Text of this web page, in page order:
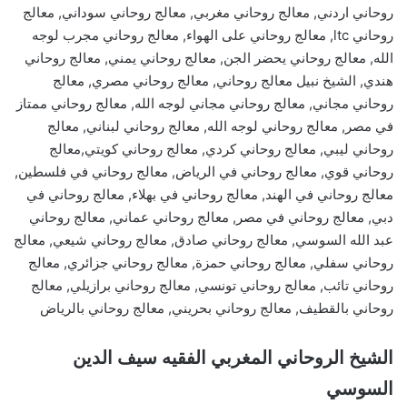
روحاني اردني, معالج روحاني مغربي, معالج روحاني سوداني, معالج
روحاني ltc, معالج روحاني على الهواء, معالج روحاني مجرب لوجه
الله, معالج روحاني يحضر الجن, معالج روحاني يمني, معالج روحاني
هندي, الشيخ نبيل معالج روحاني, معالج روحاني مصري, معالج
روحاني مجاني, معالج روحاني مجاني لوجه الله, معالج روحاني ممتاز
في مصر, معالج روحاني لوجه الله, معالج روحاني لبناني, معالج
روحاني ليبي, معالج روحاني كردي, معالج روحاني كويتي,معالج
روحاني قوي, معالج روحاني في الرياض, معالج روحاني في فلسطين,
معالج روحاني في الهند, معالج روحاني في بهلاء, معالج روحاني في
دبي, معالج روحاني في مصر, معالج روحاني عماني, معالج روحاني
عبد الله السوسي, معالج روحاني صادق, معالج روحاني شيعي, معالج
روحاني سفلي, معالج روحاني حمزة, معالج روحاني جزائري, معالج
روحاني تائب, معالج روحاني تونسي, معالج روحاني برازيلي, معالج
روحاني بالقطيف, معالج روحاني بحريني, معالج روحاني بالرياض
الشيخ الروحاني المغربي الفقيه سيف الدين
السوسي